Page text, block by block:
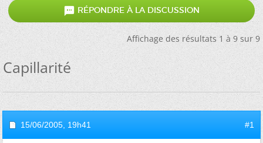
 RÉPONDRE À LA DISCUSSION
Affichage des résultats 1 à 9 sur 9
Capillarité
15/06/2005, 19h41 #1